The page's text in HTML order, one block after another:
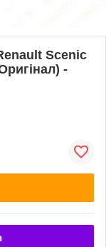
Scenic
-